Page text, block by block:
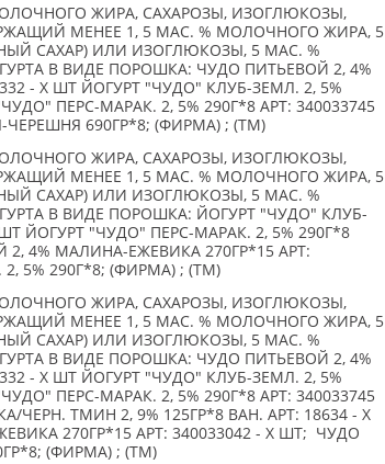
ЖИРА, САХАРОЗЫ, ИЗОГЛЮКОЗЫ,
МЕНЕЕ 1, 5 МАС. % МОЛОЧНОГО ЖИРА, 5
САХАР) ИЛИ ИЗОГЛЮКОЗЫ, 5 МАС. %
В ВИДЕ ПОРОШКА: ЧУДО ПИТЬЕВОЙ 2, 4%
- X ШТ ЙОГУРТ "ЧУДО" КЛУБ-ЗЕМЛ. 2, 5%
ПЕРС-МАРАК. 2, 5% 290Г*8 АРТ: 340033745
690ГР*8; (ФИРМА) ; (TM)
ЖИРА, САХАРОЗЫ, ИЗОГЛЮКОЗЫ,
МЕНЕЕ 1, 5 МАС. % МОЛОЧНОГО ЖИРА, 5
САХАР) ИЛИ ИЗОГЛЮКОЗЫ, 5 МАС. %
В ВИДЕ ПОРОШКА: ЙОГУРТ "ЧУДО" КЛУБ-
ЙОГУРТ "ЧУДО" ПЕРС-МАРАК. 2, 5% 290Г*8
2, 4% МАЛИНА-ЕЖЕВИКА 270ГР*15 АРТ:
5% 290Г*8; (ФИРМА) ; (TM)
ЖИРА, САХАРОЗЫ, ИЗОГЛЮКОЗЫ,
МЕНЕЕ 1, 5 МАС. % МОЛОЧНОГО ЖИРА, 5
САХАР) ИЛИ ИЗОГЛЮКОЗЫ, 5 МАС. %
В ВИДЕ ПОРОШКА: ЧУДО ПИТЬЕВОЙ 2, 4%
- X ШТ ЙОГУРТ "ЧУДО" КЛУБ-ЗЕМЛ. 2, 5%
ПЕРС-МАРАК. 2, 5% 290Г*8 АРТ: 340033745
ТМИН 2, 9% 125ГР*8 ВАН. АРТ: 18634 - X
270ГР*15 АРТ: 340033042 - X ШТ; ЧУДО
(ФИРМА) ; (TM)